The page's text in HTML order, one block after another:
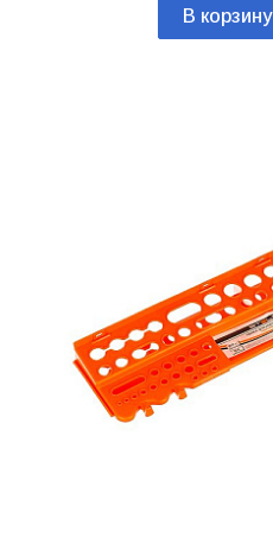
В корзину